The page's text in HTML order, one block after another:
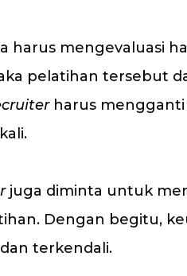
harus mengevaluasi
pelatihan tersebut
harus mengganti
juga diminta untuk
Dengan begitu,
terkendali.